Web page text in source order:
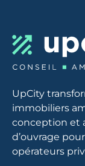
UpCity
immobiliers
conception et
d’ouvrage
opérateurs